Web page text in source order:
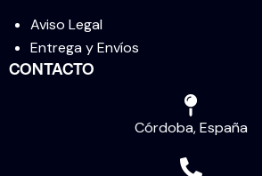
Aviso Legal
Entrega y Envíos
CONTACTO
Córdoba, España